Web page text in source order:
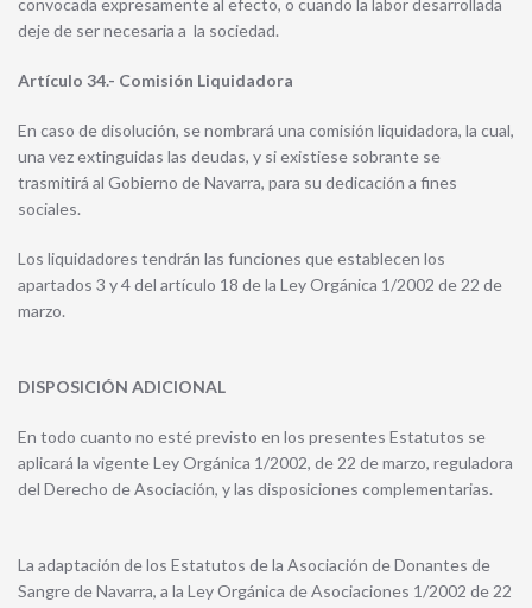
convocada expresamente al efecto, o cuando la labor desarrollada
deje de ser necesaria a la sociedad.
Artículo 34.- Comisión Liquidadora
En caso de disolución, se nombrará una comisión liquidadora, la cual,
una vez extinguidas las deudas, y si existiese sobrante se
trasmitirá al Gobierno de Navarra, para su dedicación a fines
sociales.
Los liquidadores tendrán las funciones que establecen los
apartados 3 y 4 del artículo 18 de la Ley Orgánica 1/2002 de 22 de
marzo.
DISPOSICIÓN ADICIONAL
En todo cuanto no esté previsto en los presentes Estatutos se
aplicará la vigente Ley Orgánica 1/2002, de 22 de marzo, reguladora
del Derecho de Asociación, y las disposiciones complementarias.
La adaptación de los Estatutos de la Asociación de Donantes de
Sangre de Navarra, a la Ley Orgánica de Asociaciones 1/2002 de 22